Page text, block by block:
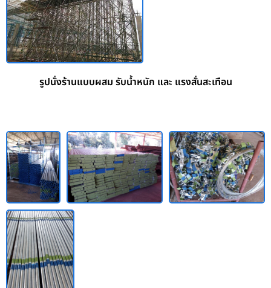
รูปนั่งร้านแบบผสม รับน้ำหนัก และ แรงสั่นสะเทือน